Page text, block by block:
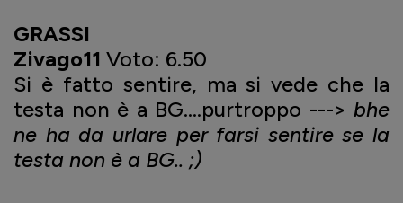
GRASSI
Zivago11 Voto: 6.50
Si è fatto sentire, ma si vede che la
testa non è a BG....purtroppo ---> bhe
ne ha da urlare per farsi sentire se la
testa non è a BG.. ;)